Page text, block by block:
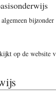
bijzonder
op de website